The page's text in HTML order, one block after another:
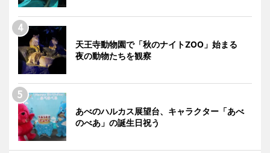
天王寺動物園で「秋のナイトZOO」始まる
夜の動物たちを観察
あべのハルカス展望台、キャラクター「あべ
のべあ」の誕生日祝う